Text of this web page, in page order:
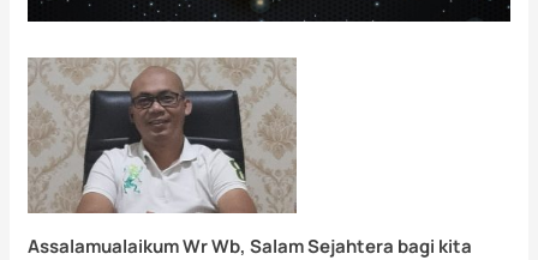
Assalamualaikum Wr Wb, Salam Sejahtera bagi kita